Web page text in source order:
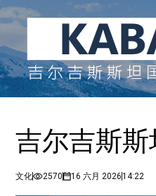
吉尔吉斯
文化 2570 16 六月 202614:22